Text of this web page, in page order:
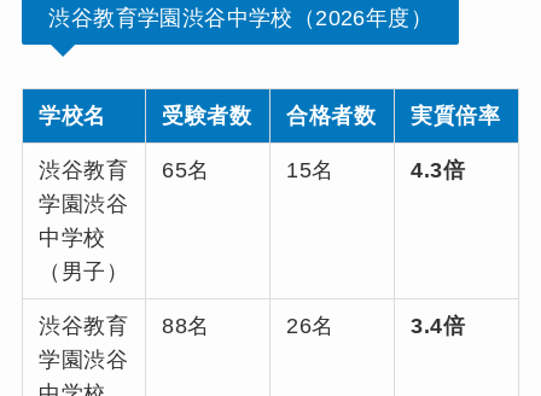
渋谷教育学園渋谷中学校（2026年度）
学校名 受験者数 合格者数 実質倍率
渋谷教育
学園渋谷
中学校
（男子）
65名 15名 4.3倍
渋谷教育
学園渋谷
88名 26名 3.4倍